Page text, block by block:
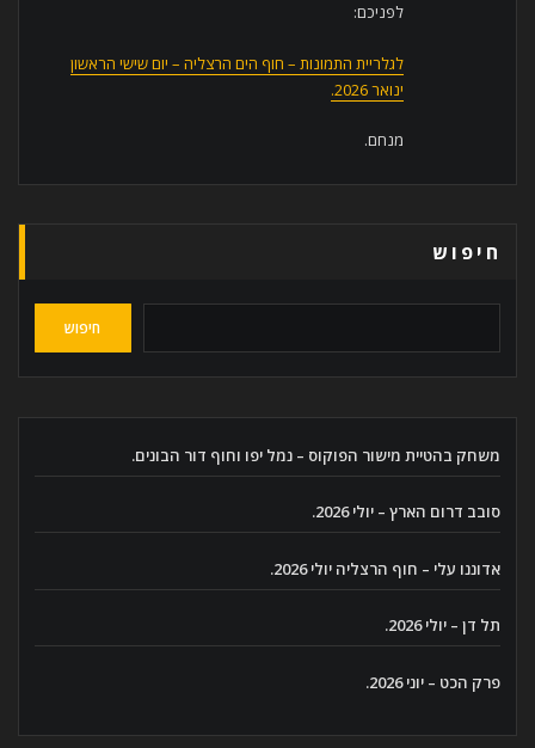
לפניכם:
לגלריית התמונות – חוף הים הרצליה – יום שישי הראשון
ינואר 2026.
מנחם.
חיפוש
חיפוש
משחק בהטיית מישור הפוקוס – נמל יפו וחוף דור הבונים.
סובב דרום הארץ – יולי 2026.
אדוננו עלי – חוף הרצליה יולי 2026.
תל דן – יולי 2026.
פרק הכט – יוני 2026.